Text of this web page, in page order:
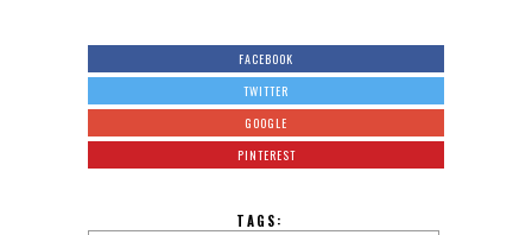
FACEBOOK
TWITTER
GOOGLE
PINTEREST
TAGS: